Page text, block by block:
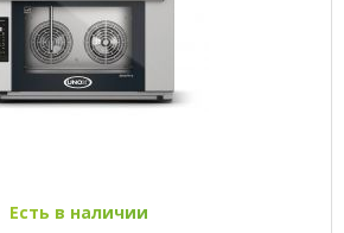
Есть в наличии